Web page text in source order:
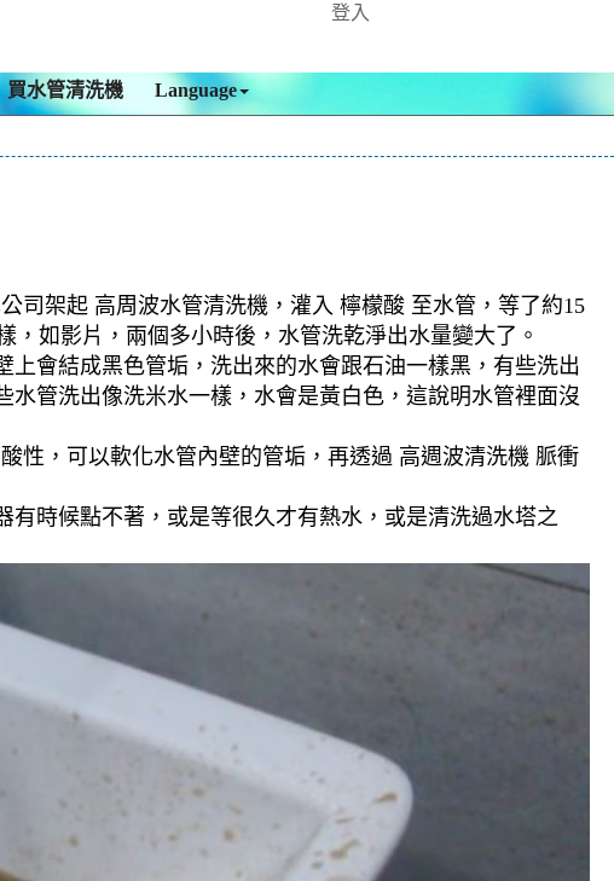
登入
買水管清洗機 Language
司架起 高周波水管清洗機，灌入 檸檬酸 至水管，等了約15
如影片，兩個多小時後，水管洗乾淨出水量變大了。
會結成黑色管垢，洗出來的水會跟石油一樣黑，有些洗出
管洗出像洗米水一樣，水會是黃白色，這說明水管裡面沒
性，可以軟化水管內壁的管垢，再透過 高週波清洗機 脈衝
時候點不著，或是等很久才有熱水，或是清洗過水塔之